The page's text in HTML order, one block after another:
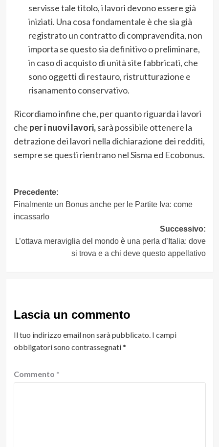
servisse tale titolo, i lavori devono essere già
iniziati. Una cosa fondamentale è che sia già
registrato un contratto di compravendita, non
importa se questo sia definitivo o preliminare,
in caso di acquisto di unità site fabbricati, che
sono oggetti di restauro, ristrutturazione e
risanamento conservativo.
Ricordiamo infine che, per quanto riguarda i lavori
che per i nuovi lavori,sarà possibile ottenere la
detrazione dei lavori nella dichiarazione dei redditi,
sempre se questi rientrano nel Sisma ed Ecobonus.
Navigazione
articolo
Precedente:
Finalmente un Bonus anche per le Partite Iva: come
incassarlo
Successivo:
L’ottava meraviglia del mondo è una perla d’Italia: dove
si trova e a chi deve questo appellativo
Lascia un commento
Il tuo indirizzo email non sarà pubblicato. I campi
obbligatori sono contrassegnati*
Commento *